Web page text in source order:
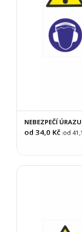
NEBEZPEČÍ
od 34,0 Kč (od 41,1